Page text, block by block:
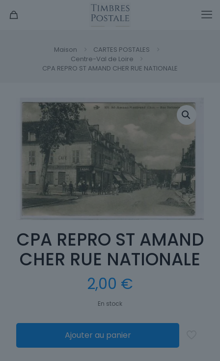
Maison
CARTES POSTALES
Centre-Val de Loire
CPA REPRO ST AMAND CHER RUE NATIONALE
CPA REPRO ST AMAND
CHER RUE NATIONALE
2,00 €
En stock
Ajouter au panier